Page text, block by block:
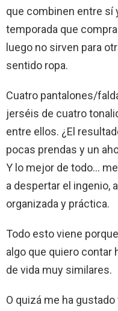
que combinen entre sí
temporada que
luego no sirven para
sentido ropa.
Cuatro pantalones/
jerséis de cuatro
entre ellos. ¿El
pocas prendas y un
Y lo mejor de todo…
a despertar el ingenio,
organizada y práctica.
Todo esto viene
algo que quiero contar
de vida muy similares.
O quizá me ha